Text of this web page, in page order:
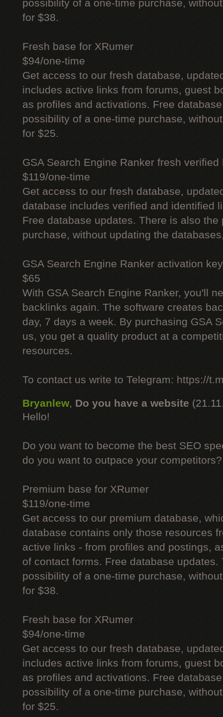
possibility of a one-time purchase,
for $38.
Fresh base for XRumer
$94/one-time
Get access to our fresh database,
includes active links from forums, guest
as profiles and activations. Free
possibility of a one-time purchase,
for $25.
GSA Search Engine Ranker fresh verified
$119/one-time
Get access to our fresh database,
database includes verified and identified
Free database updates. There is also
purchase, without updating the
GSA Search Engine Ranker activation key
$65
With GSA Search Engine Ranker, you'll
backlinks again. The software creates
day, 7 days a week. By purchasing GSA
us, you get a quality product at a
resources.
To contact us write to Telegram: https://
Bryanlew, Do you have a website
Hello!
Do you want to become the best SEO
do you want to outpace your competitors?
Premium base for XRumer
$119/one-time
Get access to our premium database,
database contains only those resources
active links - from profiles and postings,
of contact forms. Free database updates.
possibility of a one-time purchase,
for $38.
Fresh base for XRumer
$94/one-time
Get access to our fresh database,
includes active links from forums, guest
as profiles and activations. Free
possibility of a one-time purchase,
for $25.